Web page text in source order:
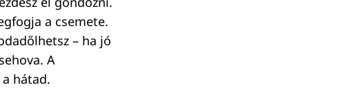
a csemete.
– ha jó
A
hátad.